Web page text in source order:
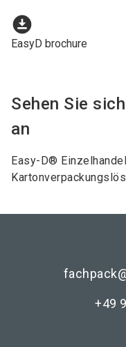
download_for_offline
EasyD brochure
Sehen Sie
an
Easy-D®
+49